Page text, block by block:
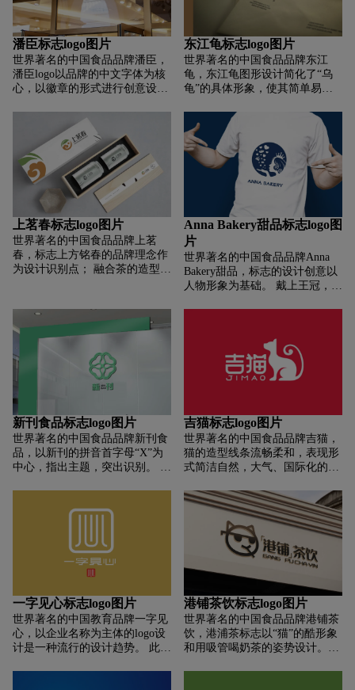
以农场为窗口，创造有机生活的
定位。 标志右上角的色块呈渐变
色，代表阳光。 与农田结合，充
分体现绿色、自然、健康、有机
的理念。 标志由四个色块组成，
象征着企业实力的凝聚力和团结
的向心力，携手合作，合作共
潘臣标志logo图片
世界著名的中国食品品牌潘臣，
潘臣logo以品牌的中文字体为核
心，以徽章的形式进行创意设
约大方，时尚摩登，笔触圆润饱
满，动感流畅，整体结构犹如流
动的牛奶，有节奏感和规律感，
传达出产品的特色。羊角的抽象
符号融入“锅”字中，整体笔触如
牛奶般流动。两者的结合充分体
现了品牌羊奶粉乳制品的产品属
性。英文部分与“Star”元素巧妙
融合，不仅代表了明星品质，也
象征着源源不断的运动，体现了
潘臣荣承载万物的品牌雄心和行
色展示，体现了天然牧场养殖的
理念，象征着产品自然健康的生
东江龟标志logo图片
世界著名的中国食品品牌东江
龟，东江龟图形设计简化了“乌
龟”的具体形象，使其简单易
与保健游产生共鸣。 颜色方面，
黑色+金色高贵大气，对比强
烈，给人一种很高级的感觉，字
体设计（柔和的曲线，大方得
体，也能代表我们医疗行业的基
调 ) 篆书设计为篆书“龟”，给人
一种信任感和历史传承的味道。
上茗春标志logo图片
世界著名的中国食品品牌上茗
春，标志上方铭春的品牌理念作
为设计识别点； 融合茶的造型元
素，传达了传承。 传统概念象征
着茶的香气，令人难忘，品质上
乘。 祥云是吉祥、健康的象征，
代表着吉祥顺利的发展。 标志右
侧融入旭日初升的概念； 符合春
天二字的内涵，寓意万物生机勃
勃，万物焕发新生。 标志整体造
型简洁传统，辨识度突出，有利
于品牌的发展和传播。
Anna Bakery甜品标志logo图
片
世界著名的中国食品品牌Anna
Bakery甜品，标志的设计创意以
人物形象为基础。 戴上王冠，吹
的嫦娥，童话里的公主； 美丽、
优雅、高贵的公主形象在纸上，
也体现了私人烘焙工坊的行业属
新刊食品标志logo图片
世界著名的中国食品品牌新刊食
品，以新刊的拼音首字母“X”为
中心，指出主题，突出识别。 以
素，通过美化变形点出行业属
体构图简洁，色彩简洁大方。
吉猫标志logo图片
世界著名的中国食品品牌吉猫，
猫的造型线条流畅柔和，表现形
式简洁自然，大气、国际化的设
招财猫醒目的造型暗示着对精美
甜点的好奇和渴望。 小猫聪明而
灵活。 它对甜点食物具有独特的
嗅觉敏感性。 它可以探索更多美
味的甜品，给顾客带来更美妙的
体验，更好地匹配行业属性。
一字见心标志logo图片
世界著名的中国教育品牌一字见
心，以企业名称为主体的logo设
计是一种流行的设计趋势。 此类
港铺茶饮标志logo图片
世界著名的中国食品品牌港铺茶
饮，港浦茶标志以“猫”的酷形象
和用吸管喝奶茶的姿势设计。